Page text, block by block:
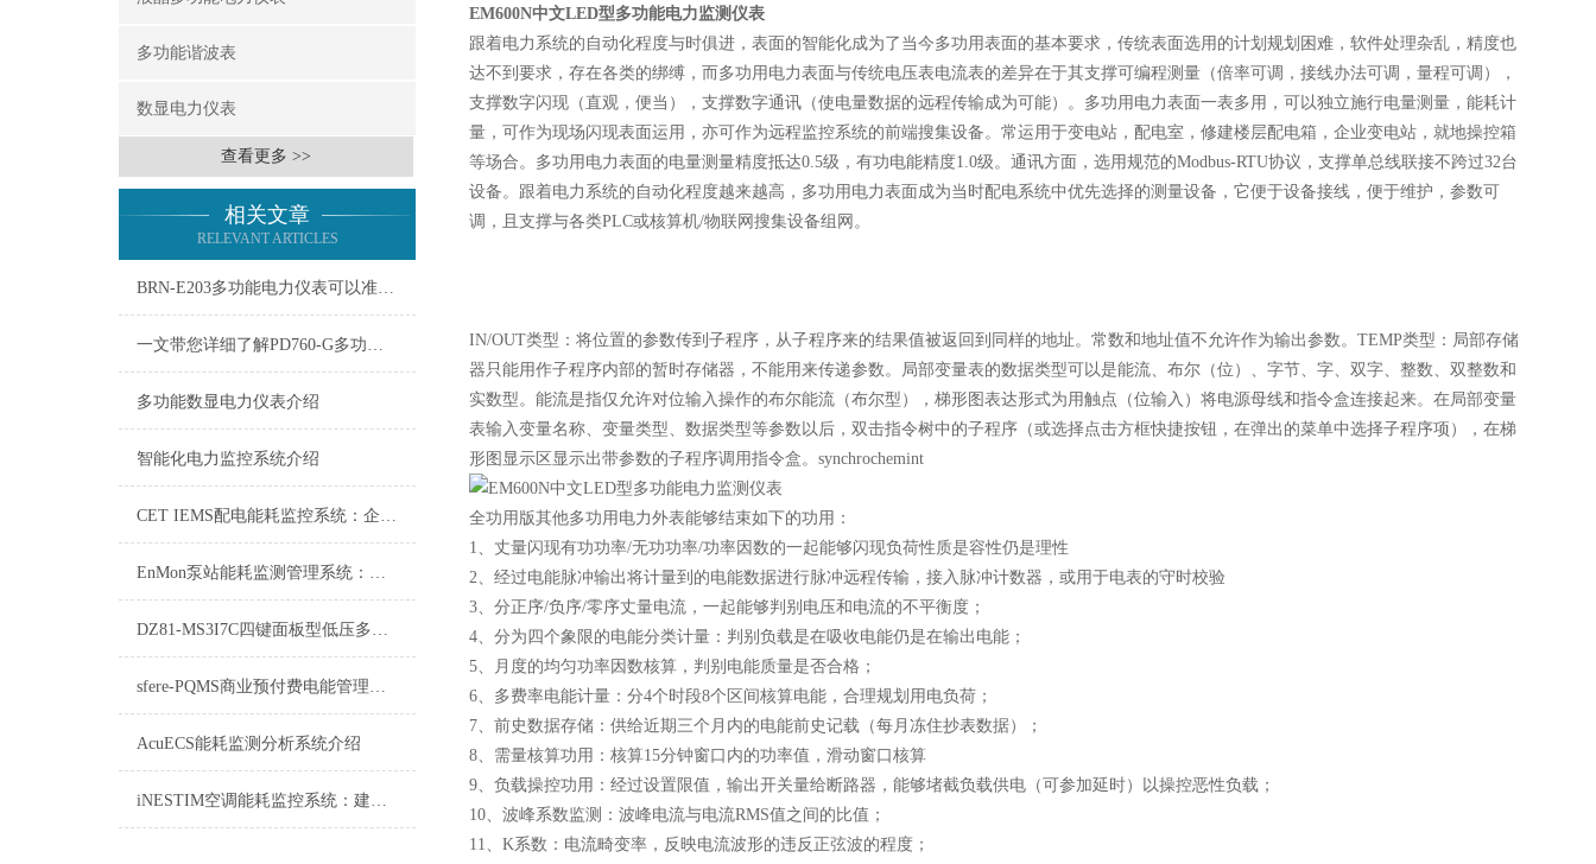
多功能谐波表
数显电力仪表
查看更多 >>
相关文章
RELEVANT ARTICLES
BRN-E203多功能电力仪表可以准确测量电力参数
一文带您详细了解PD760-G多功能数显表
多功能数显电力仪表介绍
智能化电力监控系统介绍
CET IEMS配电能耗监控系统：企业能源管理的智慧之眼
EnMon泵站能耗监测管理系统：优化能源利用，提升运行效率
DZ81-MS3I7C四键面板型低压多功能电力仪表
sfere-PQMS商业预付费电能管理系统：重塑商业用电管理新生态
AcuECS能耗监测分析系统介绍
iNESTIM空调能耗监控系统：建筑节能的新引擎
EM600N中文LED型多功能电力监测仪表
跟着电力系统的自动化程度与时俱进，表面的智能化成为了当今多功用表面的基本要求，传统表面选用的计划规划困难，软件处理杂乱，精度也
达不到要求，存在各类的绑缚，而多功用电力表面与传统电压表电流表的差异在于其支撑可编程测量（倍率可调，接线办法可调，量程可调），
支撑数字闪现（直观，便当），支撑数字通讯（使电量数据的远程传输成为可能）。多功用电力表面一表多用，可以独立施行电量测量，能耗计
量，可作为现场闪现表面运用，亦可作为远程监控系统的前端搜集设备。常运用于变电站，配电室，修建楼层配电箱，企业变电站，就地操控箱
等场合。多功用电力表面的电量测量精度抵达0.5级，有功电能精度1.0级。通讯方面，选用规范的Modbus-RTU协议，支撑单总线联接不跨过32台
设备。跟着电力系统的自动化程度越来越高，多功用电力表面成为当时配电系统中优先选择的测量设备，它便于设备接线，便于维护，参数可
调，且支撑与各类PLC或核算机/物联网搜集设备组网。
IN/OUT类型：将位置的参数传到子程序，从子程序来的结果值被返回到同样的地址。常数和地址值不允许作为输出参数。TEMP类型：局部存储
器只能用作子程序内部的暂时存储器，不能用来传递参数。局部变量表的数据类型可以是能流、布尔（位）、字节、字、双字、整数、双整数和
实数型。能流是指仅允许对位输入操作的布尔能流（布尔型），梯形图表达形式为用触点（位输入）将电源母线和指令盒连接起来。在局部变量
表输入变量名称、变量类型、数据类型等参数以后，双击指令树中的子程序（或选择点击方框快捷按钮，在弹出的菜单中选择子程序项），在梯
形图显示区显示出带参数的子程序调用指令盒。synchrochemint
全功用版其他多功用电力外表能够结束如下的功用：
1、丈量闪现有功功率/无功功率/功率因数的一起能够闪现负荷性质是容性仍是理性
2、经过电能脉冲输出将计量到的电能数据进行脉冲远程传输，接入脉冲计数器，或用于电表的守时校验
3、分正序/负序/零序丈量电流，一起能够判别电压和电流的不平衡度；
4、分为四个象限的电能分类计量：判别负载是在吸收电能仍是在输出电能；
5、月度的均匀功率因数核算，判别电能质量是否合格；
6、多费率电能计量：分4个时段8个区间核算电能，合理规划用电负荷；
7、前史数据存储：供给近期三个月内的电能前史记载（每月冻住抄表数据）；
8、需量核算功用：核算15分钟窗口内的功率值，滑动窗口核算
9、负载操控功用：经过设置限值，输出开关量给断路器，能够堵截负载供电（可参加延时）以操控恶性负载；
10、波峰系数监测：波峰电流与电流RMS值之间的比值；
11、K系数：电流畸变率，反映电流波形的违反正弦波的程度；